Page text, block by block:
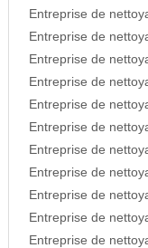
Entreprise de
Entreprise de
Entreprise de
Entreprise de
Entreprise de
Entreprise de
Entreprise de
Entreprise de
Entreprise de
Entreprise de
Entreprise de